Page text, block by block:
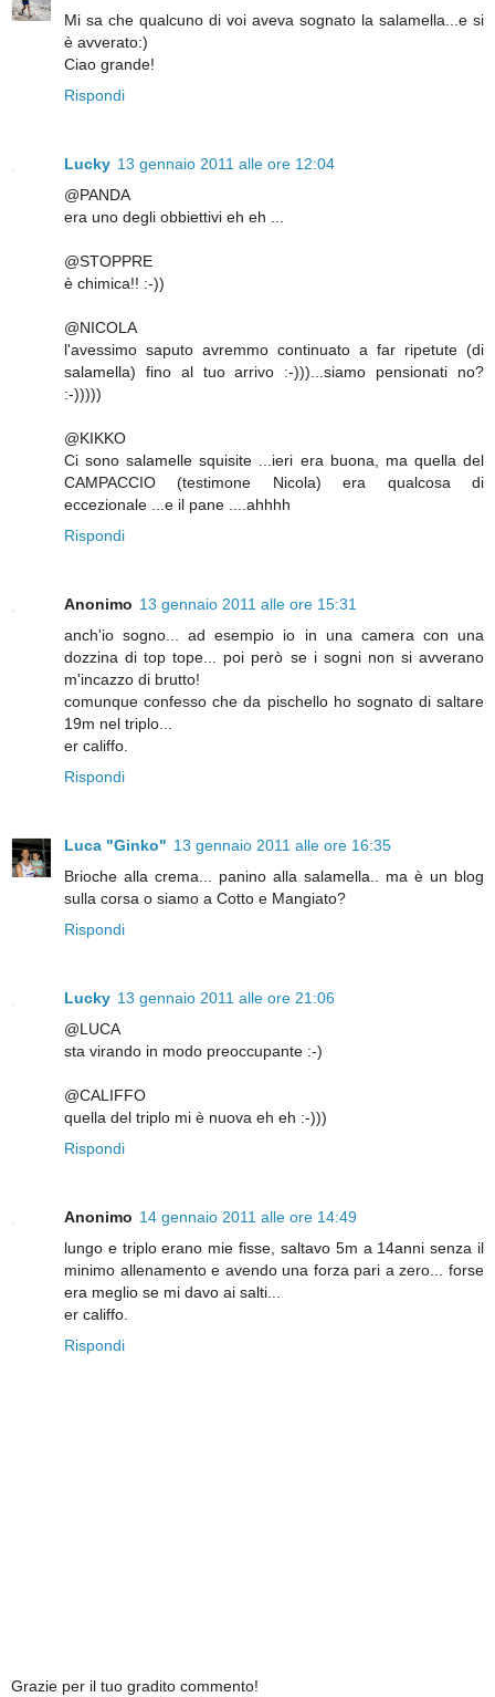
Mi sa che qualcuno di voi aveva sognato la salamella...e si
è avverato:)
Ciao grande!
Rispondi
Lucky 13 gennaio 2011 alle ore 12:04
@PANDA
era uno degli obbiettivi eh eh ...
@STOPPRE
è chimica!! :-))
@NICOLA
l'avessimo saputo avremmo continuato a far ripetute (di
salamella) fino al tuo arrivo :-)))...siamo pensionati no?
:-)))))
@KIKKO
Ci sono salamelle squisite ...ieri era buona, ma quella del
CAMPACCIO (testimone Nicola) era qualcosa di
eccezionale ...e il pane ....ahhhh
Rispondi
Anonimo 13 gennaio 2011 alle ore 15:31
anch'io sogno... ad esempio io in una camera con una
dozzina di top tope... poi però se i sogni non si avverano
m'incazzo di brutto!
comunque confesso che da pischello ho sognato di saltare
19m nel triplo...
er califfo.
Rispondi
Luca "Ginko" 13 gennaio 2011 alle ore 16:35
Brioche alla crema... panino alla salamella.. ma è un blog
sulla corsa o siamo a Cotto e Mangiato?
Rispondi
Lucky 13 gennaio 2011 alle ore 21:06
@LUCA
sta virando in modo preoccupante :-)
@CALIFFO
quella del triplo mi è nuova eh eh :-)))
Rispondi
Anonimo 14 gennaio 2011 alle ore 14:49
lungo e triplo erano mie fisse, saltavo 5m a 14anni senza il
minimo allenamento e avendo una forza pari a zero... forse
era meglio se mi davo ai salti...
er califfo.
Rispondi
Grazie per il tuo gradito commento!